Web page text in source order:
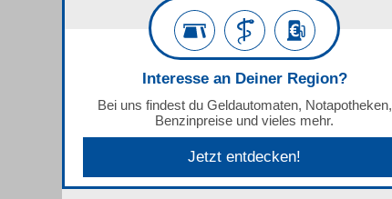
Interesse an Deiner Region?
Bei uns findest du Geldautomaten, Notapotheken,
Benzinpreise und vieles mehr.
Jetzt entdecken!